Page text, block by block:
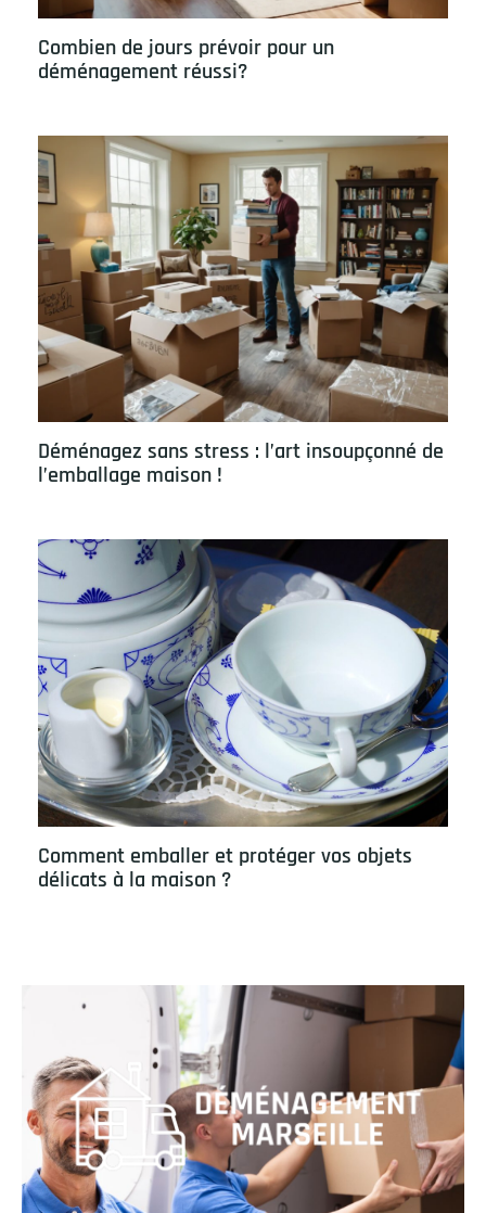
Combien de jours prévoir pour un
déménagement réussi?
Déménagez sans stress : l’art insoupçonné de
l’emballage maison !
Comment emballer et protéger vos objets
délicats à la maison ?